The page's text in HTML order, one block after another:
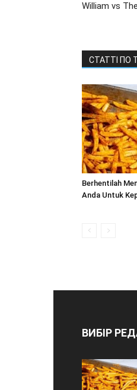
William vs
СТАТТІ ПО
Berhentilah
Anda Untuk
ВИБІР